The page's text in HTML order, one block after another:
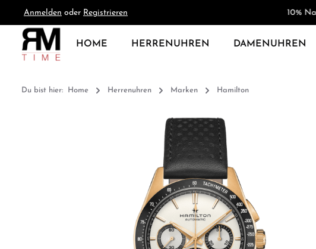
Zur Hauptnavigation springen
Anmelden oder Registrieren 10%
HOME HERRENUHREN DAMENUHREN
Du bist hier: Home Herrenuhren Marken Hamilton